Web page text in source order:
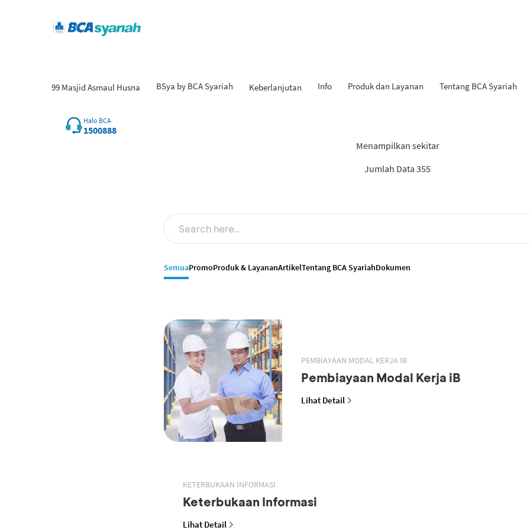
99 Masjid Asmaul Husna BSya by BCA Syariah Keberlanjutan Info Produk dan Layanan Tentang BCA Syariah
Halo BCA
1500888
Menampilkan sekitar
Jumlah Data 355
SemuaPromoProduk & LayananArtikelTentang BCA SyariahDokumen
PEMBIAYAAN MODAL KERJA IB
Pembiayaan Modal Kerja iB
Lihat Detail
KETERBUKAAN INFORMASI
Keterbukaan Informasi
Lihat Detail